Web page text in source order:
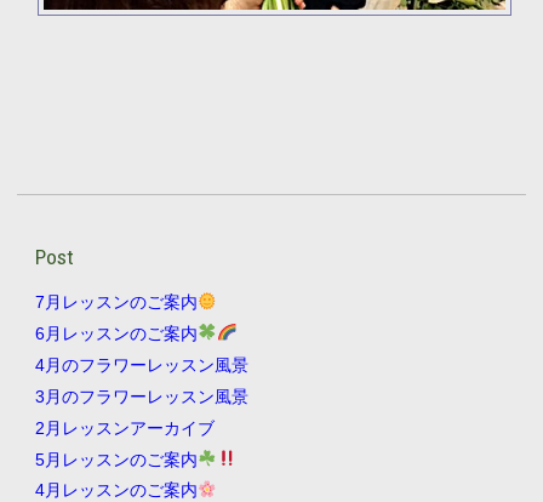
Post
7月レッスンのご案内
6月レッスンのご案内
4月のフラワーレッスン風景
3月のフラワーレッスン風景
2月レッスンアーカイブ
5月レッスンのご案内
4月レッスンのご案内